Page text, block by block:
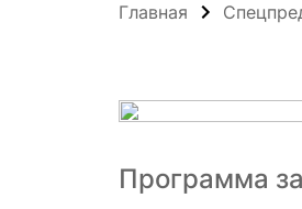
Главная
Программа